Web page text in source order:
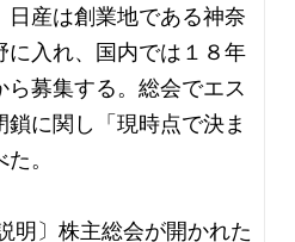
産は創業地である神奈
に入れ、国内では１８年
募集する。総会でエス
に関し「現時点で決ま
。
明〕株主総会が開かれた